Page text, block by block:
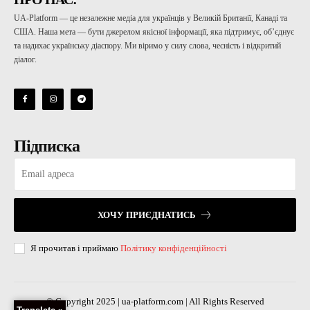
UA-Platform — це незалежне медіа для українців у Великій Британії, Канаді та
США. Наша мета — бути джерелом якісної інформації, яка підтримує, об’єднує
та надихає українську діаспору. Ми віримо у силу слова, чесність і відкритий
діалог.
Підписка
ХОЧУ ПРИЄДНАТИСЬ
Я прочитав і приймаю Політику конфіденційності
© Copyright 2025 | ua-platform.com | All Rights Reserved